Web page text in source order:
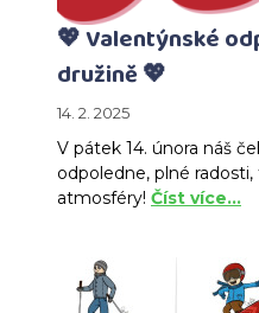
💖 Valentýnské
družině 💖
14. 2. 2025
V pátek 14. února náš
odpoledne, plné
atmosféry! Číst více…